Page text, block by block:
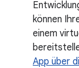
können
einem
App über